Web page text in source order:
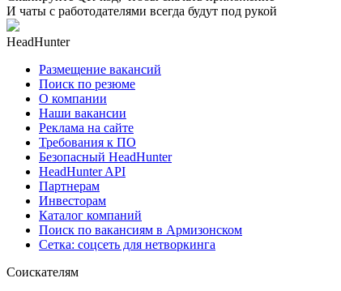
И чаты с работодателями всегда будут под рукой
HeadHunter
Размещение вакансий
Поиск по резюме
О компании
Наши вакансии
Реклама на сайте
Требования к ПО
Безопасный HeadHunter
HeadHunter API
Партнерам
Инвесторам
Каталог компаний
Поиск по вакансиям в Армизонском
Сетка: соцсеть для нетворкинга
Соискателям